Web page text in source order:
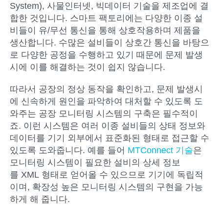
System), 사물인터넷, 빅데이터 기술을 제조업에 결
합한 것입니다. 스마트 팩토리에는 다양한 이종 설
비들이 유/무선 통신을 통해 상호작용하며 제품을
생산합니다. 수많은 설비들이 상호간 통신을 바탕으
로 다양한 공정을 수행하고 있기 때문에 문제 발생
시에 이를 해결하는 것이 쉽지 않습니다.
따라서 공장의 정상 동작을 확인하고, 문제 발생시
에 신속하게 원인을 파악하여 대처할 수 있도록 도
와주는 공장 모니터링 시스템의 구축은 필수적이
죠. 이런 시스템은 여러 이종 설비들의 상태 정보와
데이터를 기기 외부에서 표준화된 형태로 접근할 수
있도록 도와줍니다. 예를 들어 MTConnect 기술은
모니터링 시스템이 필요한 설비의 상세 정보
를 XML 형태로 얻어올 수 있으므로 기기에 독립적
이며, 확장성 높은 모니터링 시스템의 구현을 가능
하게 해 줍니다.